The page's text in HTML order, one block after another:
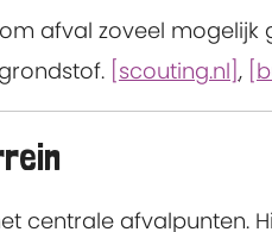
afval zoveel
[scouting.nl],
centrale afvalpunten.